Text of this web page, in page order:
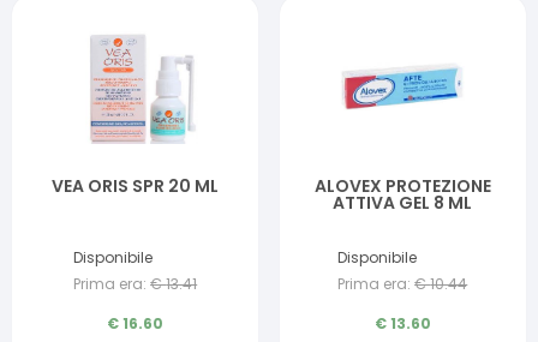
VEA ORIS SPR 20 ML
Disponibile
Prima era: €13.41
€16.60
ALOVEX PROTEZIONE
ATTIVA GEL 8 ML
Disponibile
Prima era: €10.44
€13.60